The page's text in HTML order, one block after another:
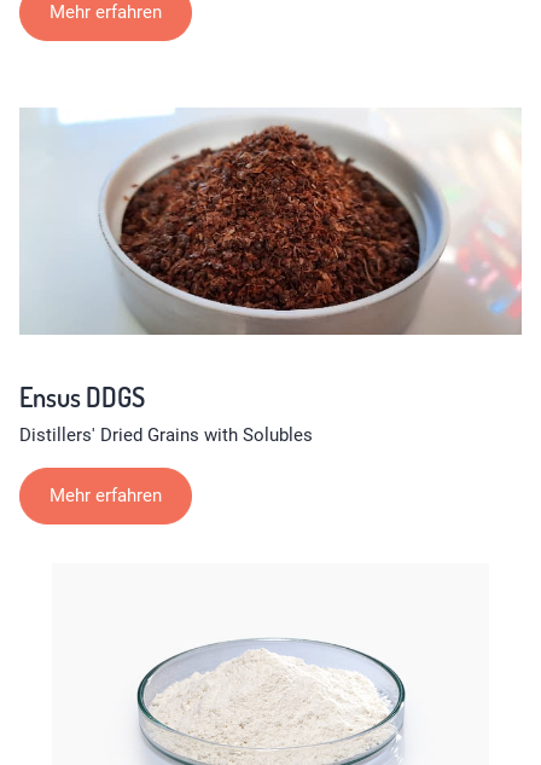
Mehr erfahren
Ensus DDGS
Distillers' Dried Grains with Solubles
Mehr erfahren